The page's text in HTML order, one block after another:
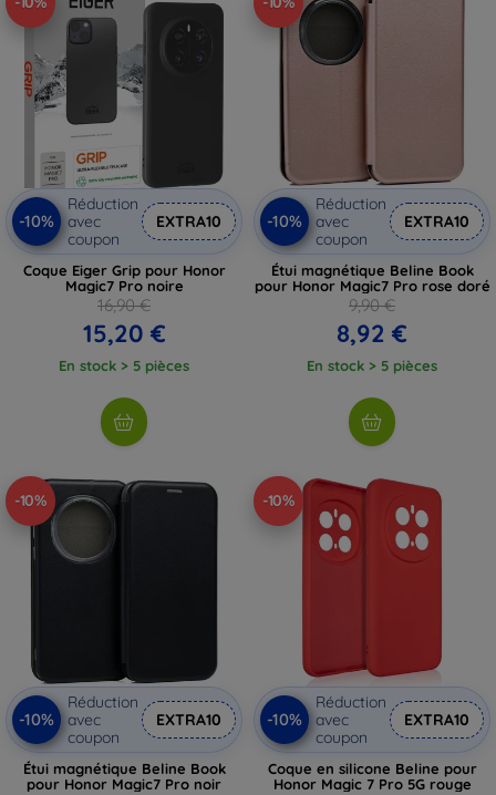
-10%
Réduction
avec
coupon
EXTRA10
Coque Eiger Grip pour Honor
Magic7 Pro noire
16,90 €
15,20 €
En stock > 5 pièces
-10%
Réduction
avec
coupon
EXTRA10
Étui magnétique Beline Book
pour Honor Magic7 Pro rose doré
9,90 €
8,92 €
En stock > 5 pièces
-10%
-10%
Réduction
avec
coupon
EXTRA10
Étui magnétique Beline Book
pour Honor Magic7 Pro noir
-10%
-10%
Réduction
avec
coupon
EXTRA10
Coque en silicone Beline pour
Honor Magic 7 Pro 5G rouge